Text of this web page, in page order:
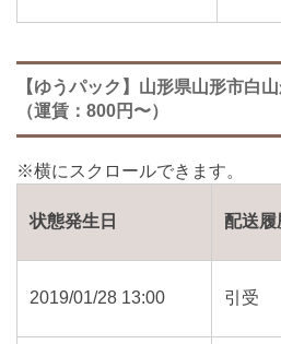
【ゆうパック】山形県山形市白
（運賃：800円〜）
状態発生日 配送履
2019/01/28 13:00 引受